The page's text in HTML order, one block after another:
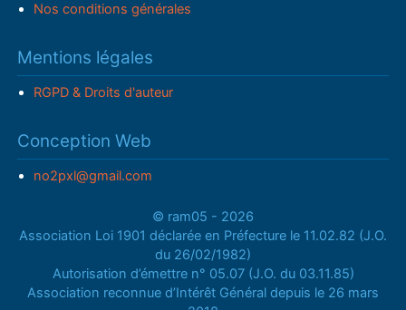
Nos conditions générales
Mentions légales
RGPD & Droits d'auteur
Conception Web
no2pxl@gmail.com
© ram05 - 2026
Association Loi 1901 déclarée en Préfecture le 11.02.82 (J.O.
du 26/02/1982)
Autorisation d’émettre n° 05.07 (J.O. du 03.11.85)
Association reconnue d’Intérêt Général depuis le 26 mars